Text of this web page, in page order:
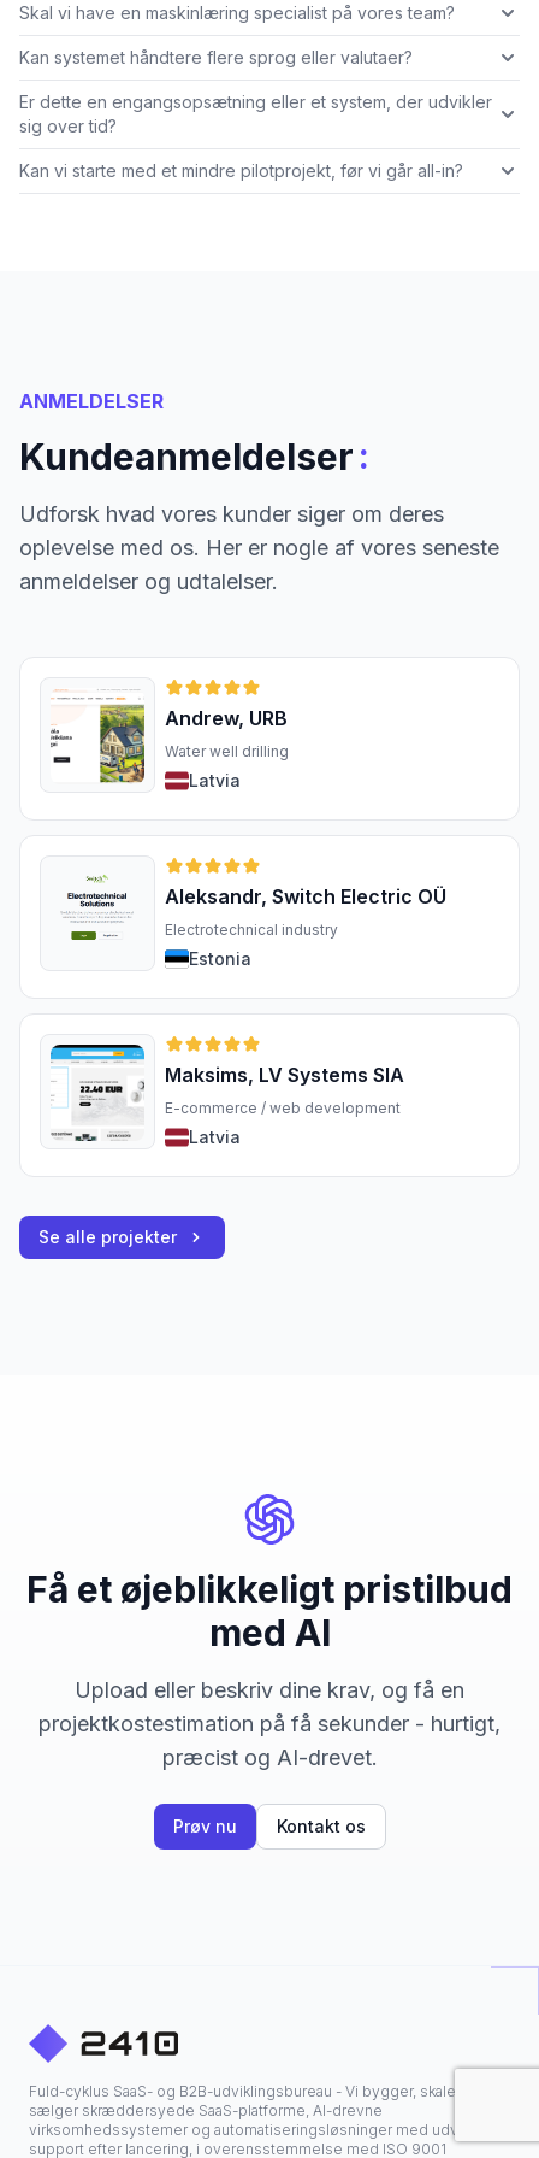
Skal vi have en maskinlæring specialist på vores team?
Kan systemet håndtere flere sprog eller valutaer?
Er dette en engangsopsætning eller et system, der udvikler
sig over tid?
Kan vi starte med et mindre pilotprojekt, før vi går all-in?
ANMELDELSER
Kundeanmeldelser:
Udforsk hvad vores kunder siger om deres
oplevelse med os. Her er nogle af vores seneste
anmeldelser og udtalelser.
Andrew, URB
Water well drilling
Latvia
Aleksandr, Switch Electric OÜ
Electrotechnical industry
Estonia
Maksims, LV Systems SIA
E-commerce / web development
Latvia
Se alle projekter
Få et øjeblikkeligt pristilbud
med AI
Upload eller beskriv dine krav, og få en
projektkostestimation på få sekunder - hurtigt,
præcist og AI-drevet.
Prøv nu Kontakt os
Fuld-cyklus SaaS- og B2B-udviklingsbureau - Vi bygger, skalerer og
sælger skræddersyede SaaS-platforme, AI-drevne
virksomhedssystemer og automatiseringsløsninger med udvidet
support efter lancering, i overensstemmelse med ISO 9001